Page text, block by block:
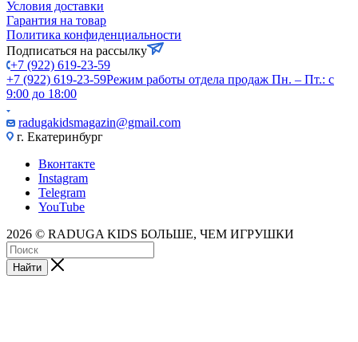
Условия доставки
Гарантия на товар
Политика конфиденциальности
Подписаться на рассылку
+7 (922) 619-23-59
+7 (922) 619-23-59Режим работы отдела продаж Пн. – Пт.: с
9:00 до 18:00
radugakidsmagazin@gmail.com
г. Екатеринбург
Вконтакте
Instagram
Telegram
YouTube
2026 © RADUGA KIDS БОЛЬШЕ, ЧЕМ ИГРУШКИ
Найти